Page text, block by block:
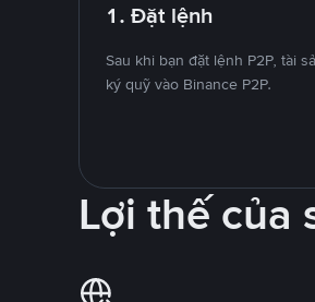
1. Đặt lệnh
Sau khi bạn đặt lệnh P2P, tài
ký quỹ vào Binance P2P.
Lợi thế của